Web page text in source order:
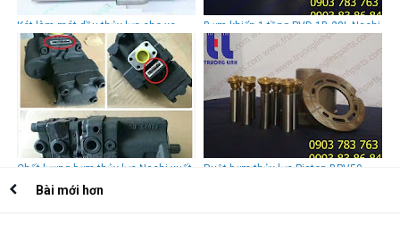
Két làm mát dầu thủy lực cho xe
đào CAT E320, E325, E330, E336,
E345,E120, E305, E306, E307,
E308...
Bơm khiển 1 tầng PVD-1B-28L Nachi
Chất lượng bơm thủy lực Nachi xuất
Ruột bơm thủy lực Piston BPV50
Bài mới hơn